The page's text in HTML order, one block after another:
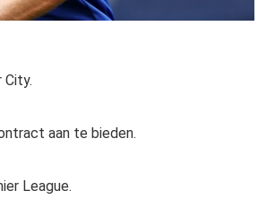
City.
aan te bieden.
League.